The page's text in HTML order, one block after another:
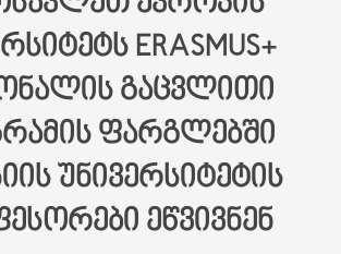
ERASMUS+
გაცვლითი
ფარგლებში
უნივერსიტეტის
ეწვივნენ